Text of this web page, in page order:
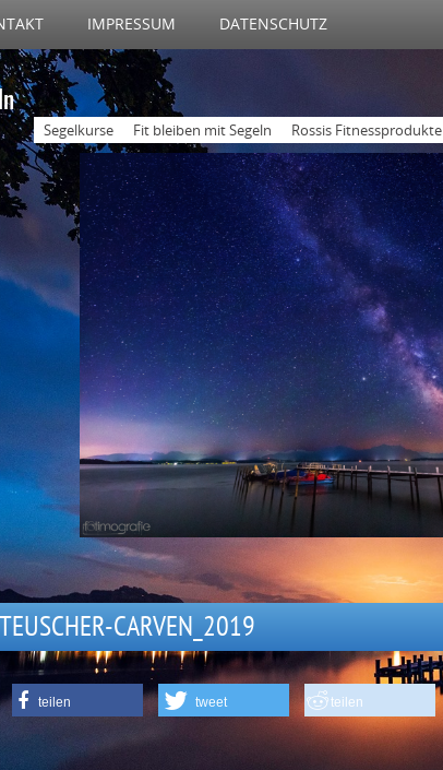
IMPRESSUM DATENSCHUTZ
Segelkurse Fit bleiben mit Segeln Rossis Fitnessprodukte
CARVEN_2019
teilen tweet teilen